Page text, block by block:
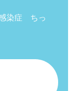
染症 ちっ